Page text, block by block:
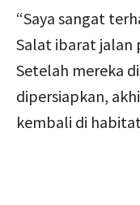
“Saya sangat
Salat ibarat jalan
Setelah mereka
dipersiapkan,
kembali di